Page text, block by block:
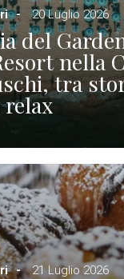
20 Luglio 2026
del
nella
tra
relax
21 Luglio 2026